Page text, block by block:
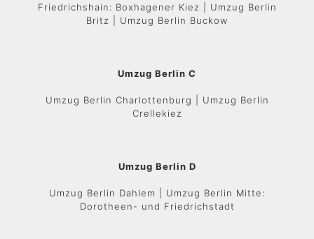
Friedrichshain: Boxhagener Kiez | Umzug Berlin
Britz | Umzug Berlin Buckow
Umzug Berlin C
Umzug Berlin Charlottenburg | Umzug Berlin
Crellekiez
Umzug Berlin D
Umzug Berlin Dahlem | Umzug Berlin Mitte:
Dorotheen- und Friedrichstadt